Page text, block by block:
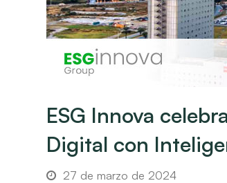
ESG Innova
Digital con
27 de marzo de 2024